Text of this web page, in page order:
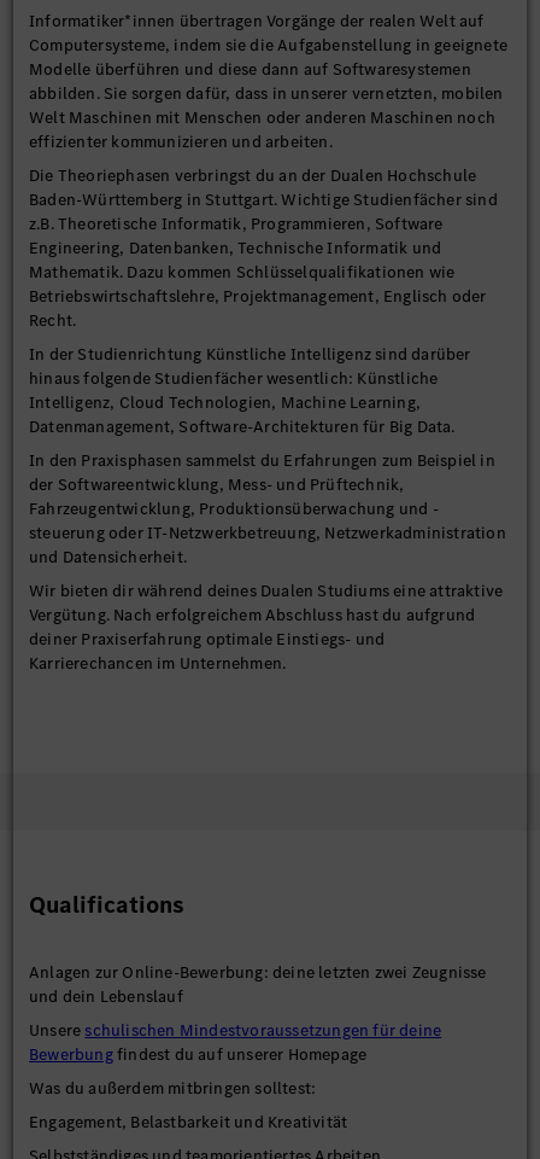
Informatiker*innen übertragen Vorgänge der realen Welt auf
Computersysteme, indem sie die Aufgabenstellung in geeignete
Modelle überführen und diese dann auf Softwaresystemen
abbilden. Sie sorgen dafür, dass in unserer vernetzten, mobilen
Welt Maschinen mit Menschen oder anderen Maschinen noch
effizienter kommunizieren und arbeiten.
Die Theoriephasen verbringst du an der Dualen Hochschule
Baden-Württemberg in Stuttgart. Wichtige Studienfächer sind
z.B. Theoretische Informatik, Programmieren, Software
Engineering, Datenbanken, Technische Informatik und
Mathematik. Dazu kommen Schlüsselqualifikationen wie
Betriebswirtschaftslehre, Projektmanagement, Englisch oder
Recht.
In der Studienrichtung Künstliche Intelligenz sind darüber
hinaus folgende Studienfächer wesentlich: Künstliche
Intelligenz, Cloud Technologien, Machine Learning,
Datenmanagement, Software-Architekturen für Big Data.
In den Praxisphasen sammelst du Erfahrungen zum Beispiel in
der Softwareentwicklung, Mess- und Prüftechnik,
Fahrzeugentwicklung, Produktionsüberwachung und -
steuerung oder IT-Netzwerkbetreuung, Netzwerkadministration
und Datensicherheit.
Wir bieten dir während deines Dualen Studiums eine attraktive
Vergütung. Nach erfolgreichem Abschluss hast du aufgrund
deiner Praxiserfahrung optimale Einstiegs- und
Karrierechancen im Unternehmen.
Qualifications
Anlagen zur Online-Bewerbung: deine letzten zwei Zeugnisse
und dein Lebenslauf
Unsere schulischen Mindestvoraussetzungen für deine
Bewerbungfindest du auf unserer Homepage
Was du außerdem mitbringen solltest:
Engagement, Belastbarkeit und Kreativität